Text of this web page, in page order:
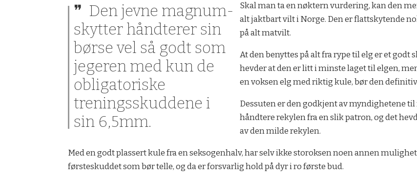
Den jevne magnum­
skytter håndterer sin
børse vel så godt som
jegeren med kun de
obligatoriske
trenings­skuddene i
sin 6,5mm.
Skal man ta en nøktern vurdering, kan den
alt jaktbart vilt i Norge. Den er flattskytende
på alt matvilt.
At den benyttes på alt fra rype til elg er et
hevder at den er litt i minste laget til elgen,
en voksen elg med riktig kule, bør den
Dessuten er den godkjent av myndighetene
håndtere rekylen fra en slik patron, og det
av den milde rekylen.
Med en godt plassert kule fra en seksoge­nhalv, har selv ikke storoksen noen annen
førsteskuddet som bør telle, og da er forsvarlig hold på dyr i ro første bud.